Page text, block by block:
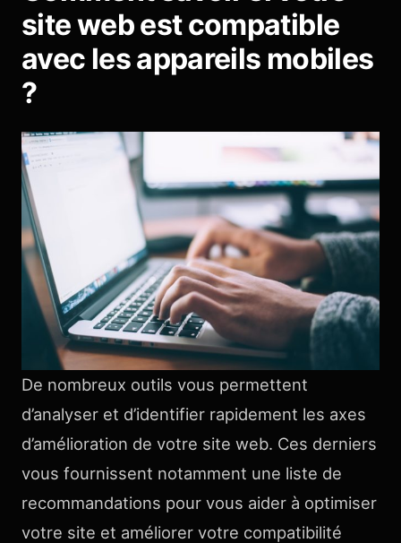
site web est compatible
avec les appareils mobiles
?
De nombreux outils vous permettent
d’analyser et d’identifier rapidement les axes
d’amélioration de votre site web. Ces derniers
vous fournissent notamment une liste de
recommandations pour vous aider à optimiser
votre site et améliorer votre compatibilité